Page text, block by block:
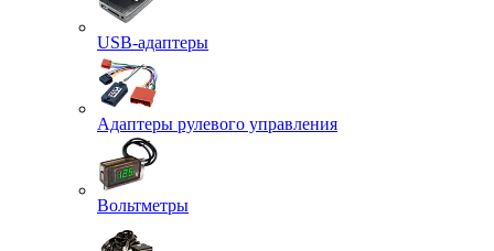
USB-адаптеры
Адаптеры рулевого управления
Вольтметры